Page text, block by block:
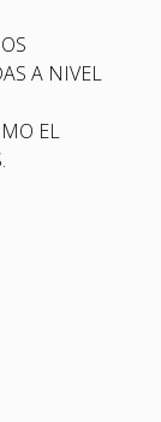
A NIVEL
EL